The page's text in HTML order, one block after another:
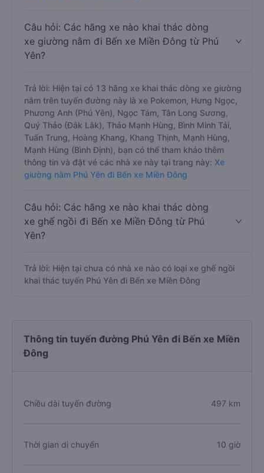
Câu hỏi: Các hãng xe nào khai thác dòng
xe giường nằm đi Bến xe Miền Đông từ Phú
Yên?
Trả lời: Hiện tại có 13 hãng xe khai thác dòng xe giường
nằm trên tuyến đường này là xe Pokemon, Hưng Ngọc,
Phương Anh (Phú Yên), Ngọc Tám, Tân Long Sương,
Quý Thảo (Đắk Lắk), Thảo Mạnh Hùng, Bình Minh Tải,
Tuấn Trung, Hoàng Khang, Khang Thịnh, Mạnh Hùng,
Mạnh Hùng (Bình Định), bạn có thể tham khảo thêm
thông tin và đặt vé các nhà xe này tại trang này: Xe
giường nằm Phú Yên đi Bến xe Miền Đông
Câu hỏi: Các hãng xe nào khai thác dòng
xe ghế ngồi đi Bến xe Miền Đông từ Phú
Yên?
Trả lời: Hiện tại chưa có nhà xe nào có loại xe ghế ngồi
khai thác tuyến Phú Yên đi Bến xe Miền Đông
Thông tin tuyến đường Phú Yên đi Bến xe Miền
Đông
Chiều dài tuyến đường 497 km
Thời gian di chuyển 10 giờ